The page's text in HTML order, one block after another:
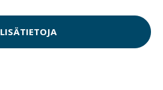
LISÄTIETOJA